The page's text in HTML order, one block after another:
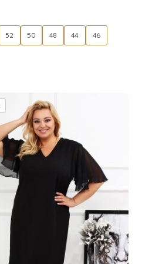
52 50 48 44 46